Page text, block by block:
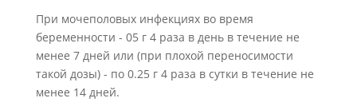
При мочеполовых инфекциях во время
беременности - 05 г 4 раза в день в течение не
менее 7 дней или (при плохой переносимости
такой дозы) - по 0.25 г 4 раза в сутки в течение не
менее 14 дней.